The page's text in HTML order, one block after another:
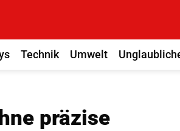
Technik Umwelt
präzise